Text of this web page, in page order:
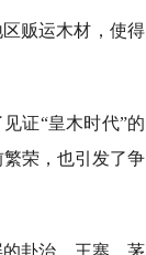
贩运木材，使得
证“皇木时代”的
荣，也引发了争
卦治、王寨、茅